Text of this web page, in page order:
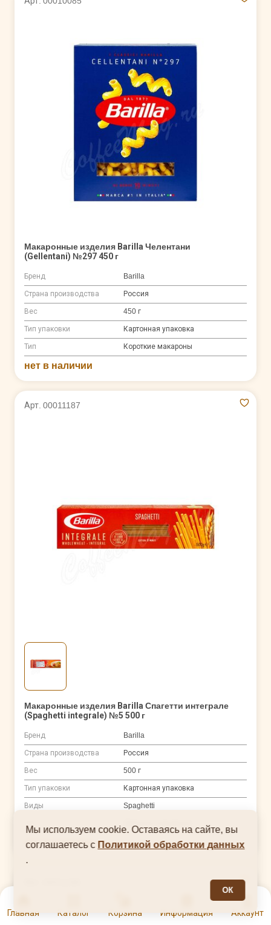
Главная Каталог Корзина Информация Аккаунт
Макаронные изделия Barilla Челентани
(Gellentani) №297 450 г
Бренд Barilla
Страна производства Россия
Вес 450 г
Тип упаковки Картонная упаковка
Тип Короткие макароны
нет в наличии
Арт. 00011187
Макаронные изделия Barilla Спагетти интеграле
(Spaghetti integrale) №5 500 г
Бренд Barilla
Страна производства Россия
Вес 500 г
Тип упаковки Картонная упаковка
Виды Spaghetti
нет в наличии
Мы используем cookie. Оставаясь на сайте, вы
соглашаетесь с Политикой обработки данных
.
ОК